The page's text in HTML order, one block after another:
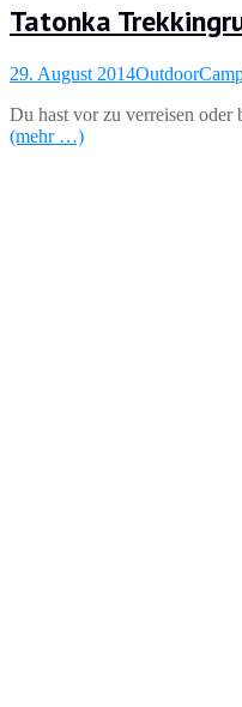
Tatonka
29. August 2014Outdoor
Du hast vor zu verreisen
(mehr …)